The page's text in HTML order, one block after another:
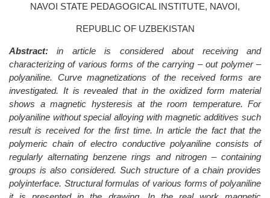
NAVOI STATE PEDAGOGICAL INSTITUTE, NAVOI,
REPUBLIC OF UZBEKISTAN
Abstract: in article is considered about receiving and
characterizing of various forms of the carrying – out polymer –
polyaniline. Curve magnetizations of the received forms are
investigated. It is revealed that in the oxidized form material
shows a magnetic hysteresis at the room temperature. For
polyaniline without special alloying with magnetic additives such
result is received for the first time. In article the fact that the
polymeric chain of electro conductive polyaniline consists of
regularly alternating benzene rings and nitrogen – containing
groups is also considered. Such structure of a chain provides
polyinterface. Structural formulas of various forms of polyaniline